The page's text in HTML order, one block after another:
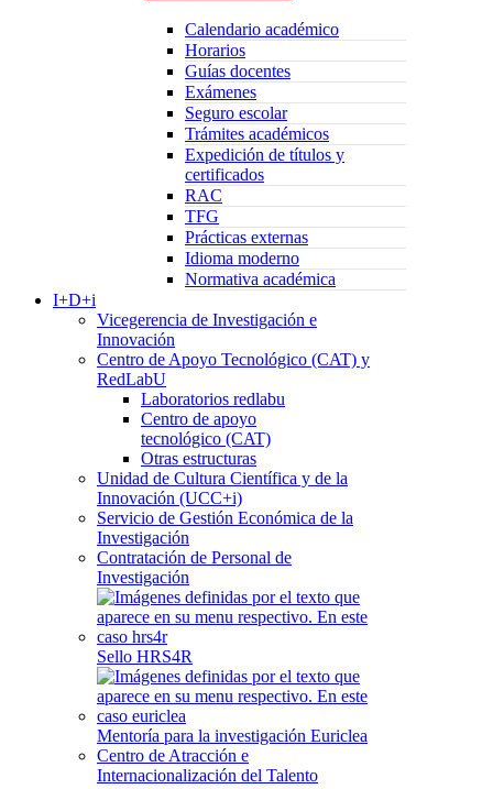
Calendario académico
Horarios
Guías docentes
Exámenes
Seguro escolar
Trámites académicos
Expedición de títulos y
certificados
RAC
TFG
Prácticas externas
Idioma moderno
Normativa académica
I+D+i
Vicegerencia de Investigación e
Innovación
Centro de Apoyo Tecnológico (CAT) y
RedLabU
Laboratorios redlabu
Centro de apoyo
tecnológico (CAT)
Otras estructuras
Unidad de Cultura Científica y de la
Innovación (UCC+i)
Servicio de Gestión Económica de la
Investigación
Contratación de Personal de
Investigación
Sello HRS4R
Mentoría para la investigación Euriclea
Centro de Atracción e
Internacionalización del Talento